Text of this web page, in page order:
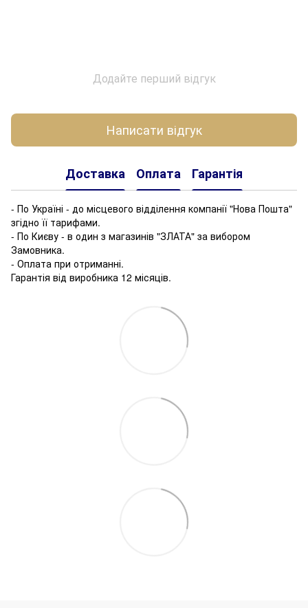
Додайте перший відгук
Написати відгук
Доставка Оплата Гарантія
- По Україні - до місцевого відділення компанії "Нова Пошта"
згідно її тарифами.
- По Києву - в один з магазинів "ЗЛАТА" за вибором
Замовника.
- Оплата при отриманні.
Гарантія від виробника 12 місяців.